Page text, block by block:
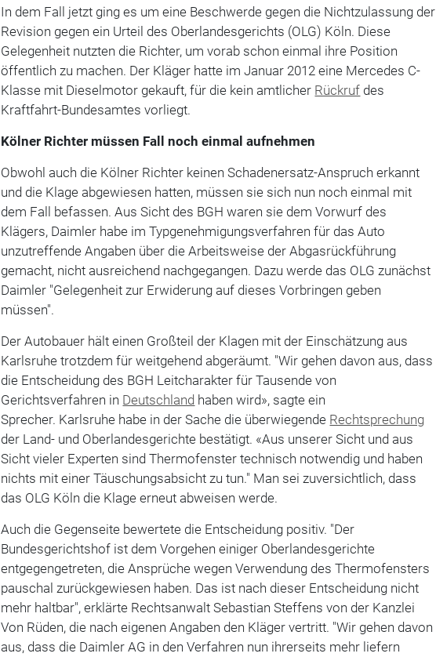
In dem Fall jetzt ging es um eine Beschwerde gegen die Nichtzulassung der
Revision gegen ein Urteil des Oberlandesgerichts (OLG) Köln. Diese
Gelegenheit nutzten die Richter, um vorab schon einmal ihre Position
öffentlich zu machen. Der Kläger hatte im Januar 2012 eine Mercedes C-
Klasse mit Dieselmotor gekauft, für die kein amtlicher Rückruf des
Kraftfahrt-Bundesamtes vorliegt.
Kölner Richter müssen Fall noch einmal aufnehmen
Obwohl auch die Kölner Richter keinen Schadenersatz-Anspruch erkannt
und die Klage abgewiesen hatten, müssen sie sich nun noch einmal mit
dem Fall befassen. Aus Sicht des BGH waren sie dem Vorwurf des
Klägers, Daimler habe im Typgenehmigungsverfahren für das Auto
unzutreffende Angaben über die Arbeitsweise der Abgasrückführung
gemacht, nicht ausreichend nachgegangen. Dazu werde das OLG zunächst
Daimler "Gelegenheit zur Erwiderung auf dieses Vorbringen geben
müssen".
Der Autobauer hält einen Großteil der Klagen mit der Einschätzung aus
Karlsruhe trotzdem für weitgehend abgeräumt. "Wir gehen davon aus, dass
die Entscheidung des BGH Leitcharakter für Tausende von
Gerichtsverfahren in Deutschland haben wird», sagte ein
Sprecher. Karlsruhe habe in der Sache die überwiegende Rechtsprechung
der Land- und Oberlandesgerichte bestätigt. «Aus unserer Sicht und aus
Sicht vieler Experten sind Thermofenster technisch notwendig und haben
nichts mit einer Täuschungsabsicht zu tun." Man sei zuversichtlich, dass
das OLG Köln die Klage erneut abweisen werde.
Auch die Gegenseite bewertete die Entscheidung positiv. "Der
Bundesgerichtshof ist dem Vorgehen einiger Oberlandesgerichte
entgegengetreten, die Ansprüche wegen Verwendung des Thermofensters
pauschal zurückgewiesen haben. Das ist nach dieser Entscheidung nicht
mehr haltbar", erklärte Rechtsanwalt Sebastian Steffens von der Kanzlei
Von Rüden, die nach eigenen Angaben den Kläger vertritt. "Wir gehen davon
aus, dass die Daimler AG in den Verfahren nun ihrerseits mehr liefern